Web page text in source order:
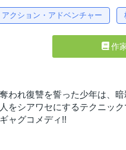
アクション・アドベンチャー
作
われ復讐を誓った少年は、
をシアワセにするテクニ
ャグコメディ!!